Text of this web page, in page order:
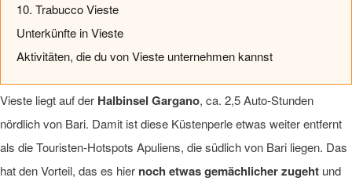
10. Trabucco Vieste
Unterkünfte in Vieste
Aktivitäten, die du von Vieste unternehmen kannst
Vieste liegt auf der Halbinsel Gargano, ca. 2,5 Auto-Stunden
nördlich von Bari. Damit ist diese Küstenperle etwas weiter entfernt
als die Touristen-Hotspots Apuliens, die südlich von Bari liegen. Das
hat den Vorteil, das es hier noch etwas gemächlicher zugeht und